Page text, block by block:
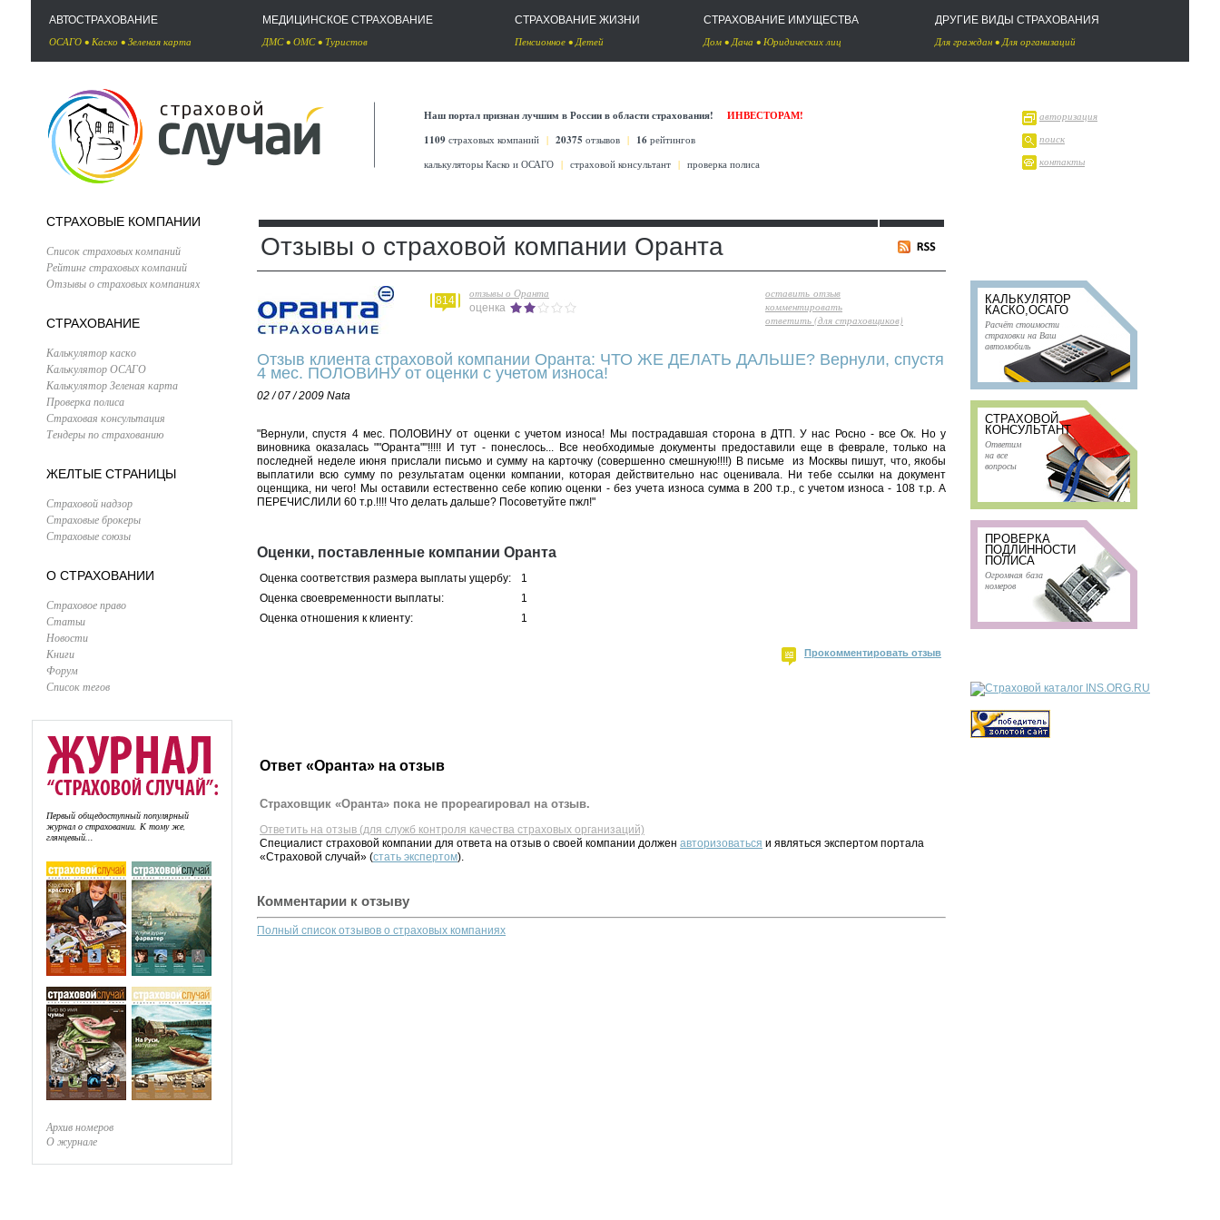
АВТОСТРАХОВАНИЕ
ОСАГО • Каско • Зеленая карта
МЕДИЦИНСКОЕ СТРАХОВАНИЕ
ДМС• ОМС• Туристов
СТРАХОВАНИЕ ЖИЗНИ
Пенсионное •Детей
СТРАХОВАНИЕ ИМУЩЕСТВА
Дом •Дача • Юридических лиц
ДРУГИЕ ВИДЫ СТРАХОВАНИЯ
Для граждан •Для организаций
Наш портал признан лучшим в России в области страхования!
ИНВЕСТОРАМ!
1109 страховых компаний | 20375 отзывов | 16 рейтингов
калькуляторы Каско и ОСАГО | страховой консультант | проверка полиса
авторизация
поиск
контакты
СТРАХОВЫЕ КОМПАНИИ
Список страховых компаний
Рейтинг страховых компаний
Отзывы о страховых компаниях
СТРАХОВАНИЕ
Калькулятор каско
Калькулятор ОСАГО
Калькулятор Зеленая карта
Проверка полиса
Страховая консультация
Тендеры по страхованию
ЖЕЛТЫЕ СТРАНИЦЫ
Страховой надзор
Страховые брокеры
Страховые союзы
О СТРАХОВАНИИ
Страховое право
Статьи
Новости
Книги
Форум
Список тегов
Первый общедоступный популярный
журнал о страховании. К тому же,
глянцевый...
Архив номеров
О журнале
Отзывы о страховой компании Оранта
814
отзывы о Оранта
оценка
оставить отзыв
комментировать
ответить (для страховщиков)
Отзыв клиента страховой компании Оранта: ЧТО ЖЕ ДЕЛАТЬ ДАЛЬШЕ? Вернули, спустя
4 мес. ПОЛОВИНУ от оценки с учетом износа!
02 / 07 / 2009 Nata
"Вернули, спустя 4 мес. ПОЛОВИНУ от оценки с учетом износа! Мы пострадавшая сторона в ДТП. У нас Росно - все Ок. Но у
виновника оказалась ""Оранта""!!!!! И тут - понеслось... Все необходимые документы предоставили еще в феврале, только на
последней неделе июня прислали письмо и сумму на карточку (совершенно смешную!!!!) В письме из Москвы пишут, что, якобы
выплатили всю сумму по результатам оценки компании, которая действительно нас оценивала. Ни тебе ссылки на документ
оценщика, ни чего! Мы оставили естественно себе копию оценки - без учета износа сумма в 200 т.р., с учетом износа - 108 т.р. А
ПЕРЕЧИСЛИЛИ 60 т.р.!!!! Что делать дальше? Посоветуйте пжл!"
Оценки, поставленные компании Оранта
Оценка соответствия размера выплаты ущербу:
1
Оценка своевременности выплаты:
1
Оценка отношения к клиенту:
1
Прокомментировать отзыв
Ответ «Оранта» на отзыв
Страховщик «Оранта» пока не прореагировал на отзыв.
Ответить на отзыв (для служб контроля качества страховых организаций)
Специалист страховой компании для ответа на отзыв о своей компании должен авторизоваться и являться экспертом портала
«Страховой случай» (стать экспертом).
Комментарии к отзыву
Полный список отзывов о страховых компаниях
КАЛЬКУЛЯТОР
КАСКО,ОСАГО
Расчёт стоимости
страховки на Ваш
автомобиль
СТРАХОВОЙ
КОНСУЛЬТАНТ
Ответим
на все
вопросы
ПРОВЕРКА
ПОДЛИННОСТИ
ПОЛИСА
Огромная база
номеров